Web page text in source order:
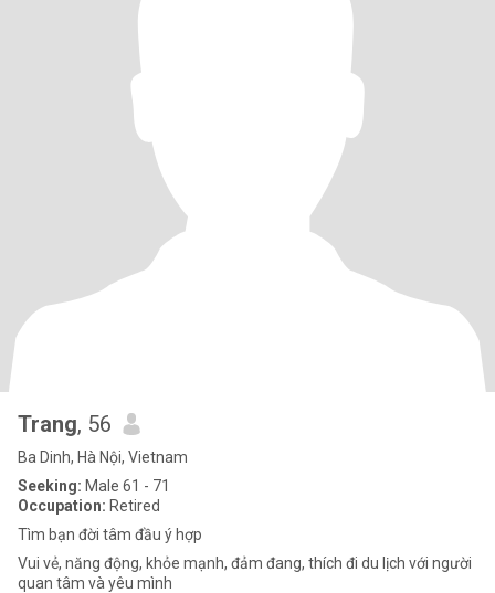
Trang, 56
Ba Dinh, Hà Nội, Vietnam
Seeking: Male 61 - 71
Occupation: Retired
Tìm bạn đời tâm đầu ý hợp
Vui vẻ, năng động, khỏe mạnh, đảm đang, thích đi du lịch với người
quan tâm và yêu mình